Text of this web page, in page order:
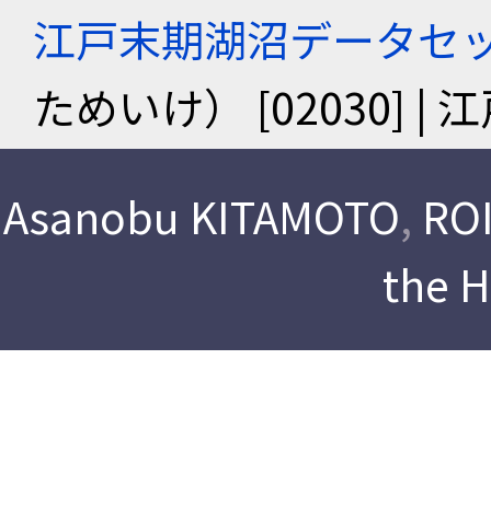
江戸末期湖沼データセ
ためいけ） [02030] |
Asanobu KITAMOTO,
the